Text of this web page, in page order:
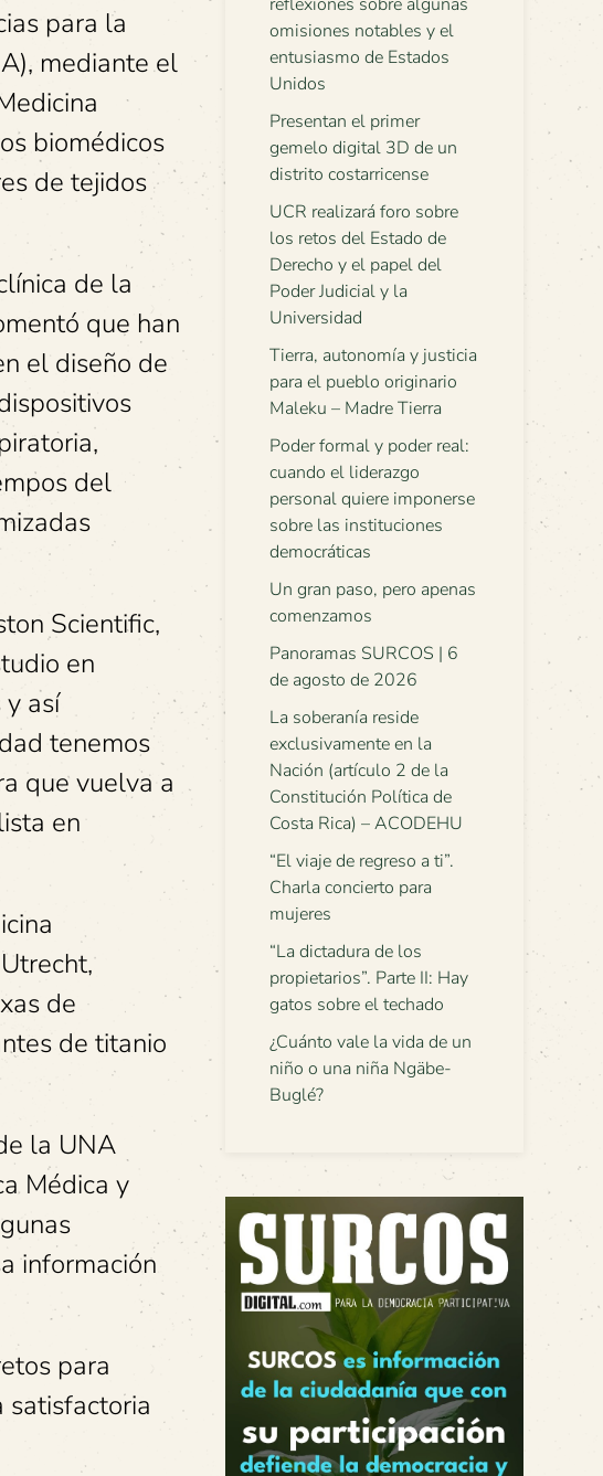
para la
mediante el
biomédicos
de tejidos
de la
que han
el diseño de
del
Scientific,
en
así
tenemos
que vuelva a
en
de
de titanio
la UNA
Médica y
información
para
satisfactoria
omisiones notables y el
entusiasmo de Estados
Unidos
Presentan el primer
gemelo digital 3D de un
distrito costarricense
UCR realizará foro sobre
los retos del Estado de
Derecho y el papel del
Poder Judicial y la
Universidad
Tierra, autonomía y justicia
para el pueblo originario
Maleku – Madre Tierra
Poder formal y poder real:
cuando el liderazgo
personal quiere imponerse
sobre las instituciones
democráticas
Un gran paso, pero apenas
comenzamos
Panoramas SURCOS | 6
de agosto de 2026
La soberanía reside
exclusivamente en la
Nación (artículo 2 de la
Constitución Política de
Costa Rica) – ACODEHU
“El viaje de regreso a ti”.
Charla concierto para
mujeres
“La dictadura de los
propietarios”. Parte II: Hay
gatos sobre el techado
¿Cuánto vale la vida de un
niño o una niña Ngäbe-
Buglé?